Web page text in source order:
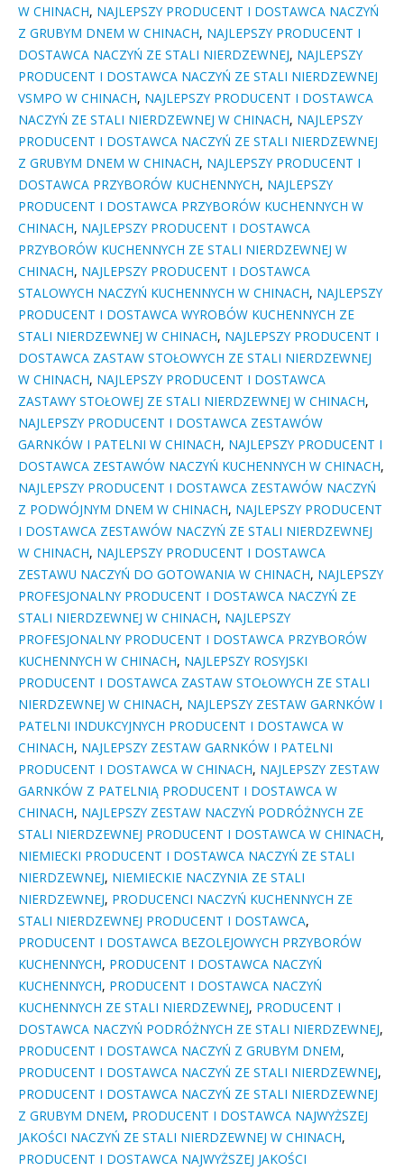
W CHINACH, NAJLEPSZY PRODUCENT I DOSTAWCA NACZYŃ
Z GRUBYM DNEM W CHINACH, NAJLEPSZY PRODUCENT I
DOSTAWCA NACZYŃ ZE STALI NIERDZEWNEJ, NAJLEPSZY
PRODUCENT I DOSTAWCA NACZYŃ ZE STALI NIERDZEWNEJ
VSMPO W CHINACH, NAJLEPSZY PRODUCENT I DOSTAWCA
NACZYŃ ZE STALI NIERDZEWNEJ W CHINACH, NAJLEPSZY
PRODUCENT I DOSTAWCA NACZYŃ ZE STALI NIERDZEWNEJ
Z GRUBYM DNEM W CHINACH, NAJLEPSZY PRODUCENT I
DOSTAWCA PRZYBORÓW KUCHENNYCH, NAJLEPSZY
PRODUCENT I DOSTAWCA PRZYBORÓW KUCHENNYCH W
CHINACH, NAJLEPSZY PRODUCENT I DOSTAWCA
PRZYBORÓW KUCHENNYCH ZE STALI NIERDZEWNEJ W
CHINACH, NAJLEPSZY PRODUCENT I DOSTAWCA
STALOWYCH NACZYŃ KUCHENNYCH W CHINACH, NAJLEPSZY
PRODUCENT I DOSTAWCA WYROBÓW KUCHENNYCH ZE
STALI NIERDZEWNEJ W CHINACH, NAJLEPSZY PRODUCENT I
DOSTAWCA ZASTAW STOŁOWYCH ZE STALI NIERDZEWNEJ
W CHINACH, NAJLEPSZY PRODUCENT I DOSTAWCA
ZASTAWY STOŁOWEJ ZE STALI NIERDZEWNEJ W CHINACH,
NAJLEPSZY PRODUCENT I DOSTAWCA ZESTAWÓW
GARNKÓW I PATELNI W CHINACH, NAJLEPSZY PRODUCENT I
DOSTAWCA ZESTAWÓW NACZYŃ KUCHENNYCH W CHINACH,
NAJLEPSZY PRODUCENT I DOSTAWCA ZESTAWÓW NACZYŃ
Z PODWÓJNYM DNEM W CHINACH, NAJLEPSZY PRODUCENT
I DOSTAWCA ZESTAWÓW NACZYŃ ZE STALI NIERDZEWNEJ
W CHINACH, NAJLEPSZY PRODUCENT I DOSTAWCA
ZESTAWU NACZYŃ DO GOTOWANIA W CHINACH, NAJLEPSZY
PROFESJONALNY PRODUCENT I DOSTAWCA NACZYŃ ZE
STALI NIERDZEWNEJ W CHINACH, NAJLEPSZY
PROFESJONALNY PRODUCENT I DOSTAWCA PRZYBORÓW
KUCHENNYCH W CHINACH, NAJLEPSZY ROSYJSKI
PRODUCENT I DOSTAWCA ZASTAW STOŁOWYCH ZE STALI
NIERDZEWNEJ W CHINACH, NAJLEPSZY ZESTAW GARNKÓW I
PATELNI INDUKCYJNYCH PRODUCENT I DOSTAWCA W
CHINACH, NAJLEPSZY ZESTAW GARNKÓW I PATELNI
PRODUCENT I DOSTAWCA W CHINACH, NAJLEPSZY ZESTAW
GARNKÓW Z PATELNIĄ PRODUCENT I DOSTAWCA W
CHINACH, NAJLEPSZY ZESTAW NACZYŃ PODRÓŻNYCH ZE
STALI NIERDZEWNEJ PRODUCENT I DOSTAWCA W CHINACH,
NIEMIECKI PRODUCENT I DOSTAWCA NACZYŃ ZE STALI
NIERDZEWNEJ, NIEMIECKIE NACZYNIA ZE STALI
NIERDZEWNEJ, PRODUCENCI NACZYŃ KUCHENNYCH ZE
STALI NIERDZEWNEJ PRODUCENT I DOSTAWCA,
PRODUCENT I DOSTAWCA BEZOLEJOWYCH PRZYBORÓW
KUCHENNYCH, PRODUCENT I DOSTAWCA NACZYŃ
KUCHENNYCH, PRODUCENT I DOSTAWCA NACZYŃ
KUCHENNYCH ZE STALI NIERDZEWNEJ, PRODUCENT I
DOSTAWCA NACZYŃ PODRÓŻNYCH ZE STALI NIERDZEWNEJ,
PRODUCENT I DOSTAWCA NACZYŃ Z GRUBYM DNEM,
PRODUCENT I DOSTAWCA NACZYŃ ZE STALI NIERDZEWNEJ,
PRODUCENT I DOSTAWCA NACZYŃ ZE STALI NIERDZEWNEJ
Z GRUBYM DNEM, PRODUCENT I DOSTAWCA NAJWYŻSZEJ
JAKOŚCI NACZYŃ ZE STALI NIERDZEWNEJ W CHINACH,
PRODUCENT I DOSTAWCA NAJWYŻSZEJ JAKOŚCI